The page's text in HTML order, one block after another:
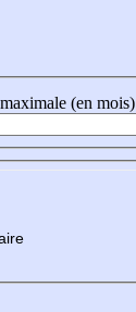
(en mois)